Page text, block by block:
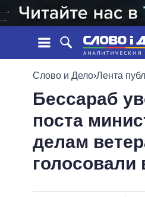
ЛЕНТА
СОБЫТИЯ
СТАТЬИ
ОБЗОРЫ
ДАЙДЖЕСТЫ
ПРЕЗИДЕНТ И ОФИС
ВЕРХОВНАЯ РАДА
Слово и Дело›Лента
Бессараб
поста
делам
голосовали